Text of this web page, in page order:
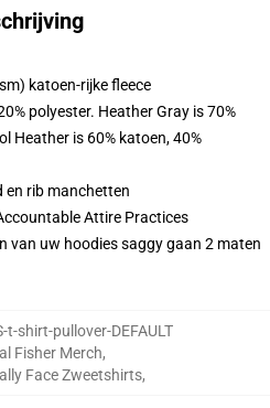
katoen-rijke fleece
polyester. Heather Gray is 70%
Heather is 60% katoen, 40%
en rib manchetten
Attire Practices
van uw hoodies saggy gaan 2 maten
t-shirt-pullover-DEFAULT
Fisher Merch,
Face Zweetshirts,